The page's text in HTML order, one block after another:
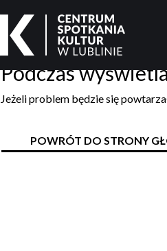
Podczas
Jeżeli problem będzie się
POWRÓT DO STRONY